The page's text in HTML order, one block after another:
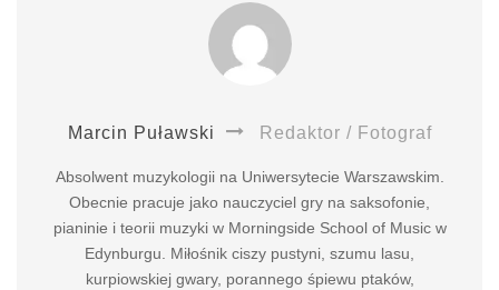
Marcin Puławski Redaktor / Fotograf
Absolwent muzykologii na Uniwersytecie Warszawskim.
Obecnie pracuje jako nauczyciel gry na saksofonie,
pianinie i teorii muzyki w Morningside School of Music w
Edynburgu. Miłośnik ciszy pustyni, szumu lasu,
kurpiowskiej gwary, porannego śpiewu ptaków,